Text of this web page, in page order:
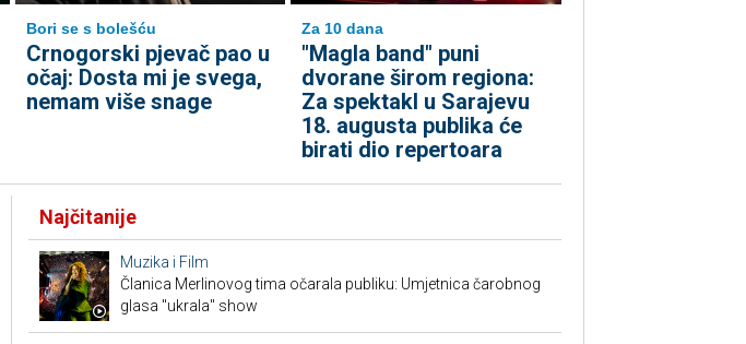
Bori se s bolešću
Crnogorski pjevač pao u
očaj: Dosta mi je svega,
nemam više snage
Za 10 dana
"Magla band" puni
dvorane širom regiona:
Za spektakl u Sarajevu
18. augusta publika će
birati dio repertoara
Najčitanije
Muzika i Film
Članica Merlinovog tima očarala publiku: Umjetnica čarobnog
glasa "ukrala" show